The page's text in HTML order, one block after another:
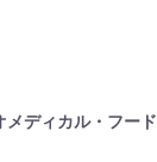
ディカル・フード
メディカル・フード